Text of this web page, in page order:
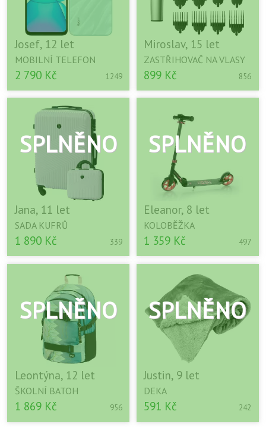
Josef, 12 let
MOBILNÍ TELEFON
2 790 Kč 1249
Miroslav, 15 let
ZASTŘIHOVAČ NA VLASY
899 Kč 856
Jana, 11 let
SADA KUFRŮ
1 890 Kč 339
Eleanor, 8 let
KOLOBĚŽKA
1 359 Kč 497
Leontýna, 12 let
ŠKOLNÍ BATOH
1 869 Kč 956
Justin, 9 let
DEKA
591 Kč 242